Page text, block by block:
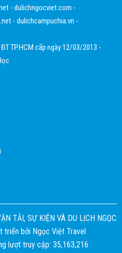
- dulichngocviet.com -
- dulichcampuchia.vn -
TP.HCM cấp ngày 12/03/2013 -
TẢI, SỰ KIỆN VÀ DU LỊCH NGỌC
triển bởi Ngọc Việt Travel
lượt truy cập: 35,163,216